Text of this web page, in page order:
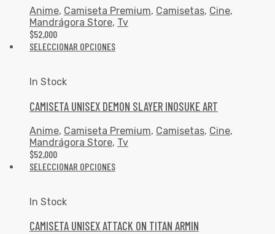
Anime, Camiseta Premium, Camisetas, Cine,
Mandrágora Store, Tv
$52,000
SELECCIONAR OPCIONES
In Stock
CAMISETA UNISEX DEMON SLAYER INOSUKE ART
Anime, Camiseta Premium, Camisetas, Cine,
Mandrágora Store, Tv
$52,000
SELECCIONAR OPCIONES
In Stock
CAMISETA UNISEX ATTACK ON TITAN ARMIN